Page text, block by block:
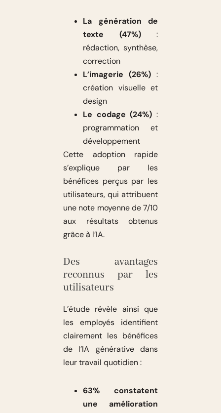
La génération de
texte (47%):
rédaction, synthèse,
correction
L’imagerie (26%) :
création visuelle et
design
Le codage (24%) :
programmation et
développement
Cette adoption rapide
s’explique par les
bénéfices perçus par les
utilisateurs, qui attribuent
une note moyenne de 7/10
aux résultats obtenus
grâce à l’IA.
Des avantages
reconnus par les
utilisateurs
L’étude révèle ainsi que
les employés identifient
clairement les bénéfices
de l’IA générative dans
leur travail quotidien :
63% constatent
une amélioration